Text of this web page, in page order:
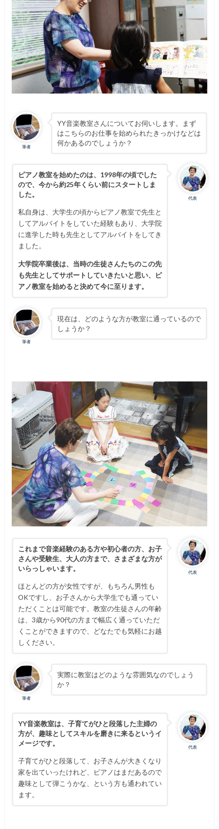
筆者
YY音楽教室さんについてお伺いします。まず
はこちらのお仕事を始められたきっかけなどは
何かあるのでしょうか？
代表
ピアノ教室を始めたのは、1998年の頃でした
ので、今から約25年くらい前にスタートしま
した。
私自身は、大学生の頃からピアノ教室で先生と
してアルバイトをしていた経験もあり、大学院
に進学した時も先生としてアルバイトをしてき
ました。
大学院卒業後は、当時の生徒さんたちのこの先
も先生としてサポートしていきたいと思い、ピ
アノ教室を始めると決めて今に至ります。
筆者
現在は、どのような方が教室に通っているので
しょうか？
代表
これまで音楽経験のある方や初心者の方、お子
さんや受験生、大人の方まで、さまざまな方が
いらっしゃいます。
ほとんどの方が女性ですが、もちろん男性も
OKですし、お子さんから大学生でも通ってい
ただくことは可能です。教室の生徒さんの年齢
は、3歳から90代の方まで幅広く通っていただ
くことができますので、どなたでも気軽にお越
しください。
筆者
実際に教室はどのような雰囲気なのでしょう
か？
代表
YY音楽教室は、子育てがひと段落した主婦の
方が、趣味としてスキルを磨きに来るというイ
メージです。
子育てがひと段落して、お子さんが大きくなり
家を出ていったけれど、ピアノはまだあるので
趣味として弾こうかな、という方も通われてい
ます。